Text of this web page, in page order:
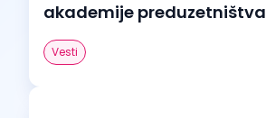
akademije preduzetništva
Vesti